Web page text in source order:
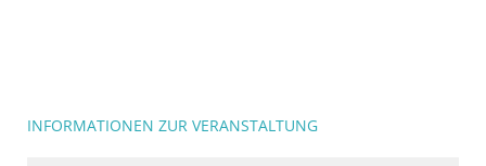
INFORMATIONEN ZUR VERANSTALTUNG